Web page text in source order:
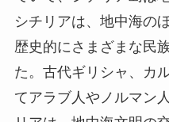
シチリアは、地中海の
歴史的にさまざまな民
た。古代ギリシャ、カ
てアラブ人やノルマン